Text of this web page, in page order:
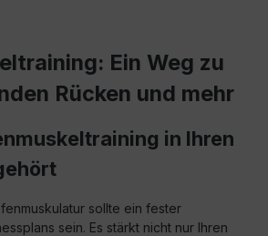
Ein Weg zu
Rücken und mehr
in Ihren
sollte ein fester
sein. Es stärkt nicht nur Ihren